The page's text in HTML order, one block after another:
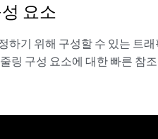
요소
하기 위해 구성할 수 있는 트
링 구성 요소에 대한 빠른 참